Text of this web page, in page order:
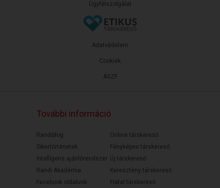
Ügyfélszolgálat
ÁSZF
Adatvédelem
Cookiek
További információ
Randiblog
Sikertörténetek
Intelligens ajánlórendszer
Randi Akadémia
Facebook oldalunk
Online társkereső
Fényképes társkereső
Új társkereső
Keresztény társkereső
Fiatal társkereső